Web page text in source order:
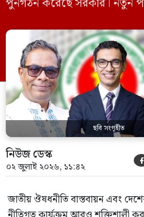
কল্যাণমন্ত্রী এবং সদস্য সচিব
পরিবার কল্যাণ মন্ত্রণালয়ের
স্বাস্থ্য প্রতিমন্ত্রী, বাংলাদেশ
কর্তৃপক্ষ (বিডা)-এর নির্বাহী
জাতীয় […]
ছবি সংগৃহীত
নিউজ ডেস্ক
০২ জুলাই ২০২৬, ১১:৪২ 
জাতীয় ঔষধনীতি বাস্তবায়ন এবং